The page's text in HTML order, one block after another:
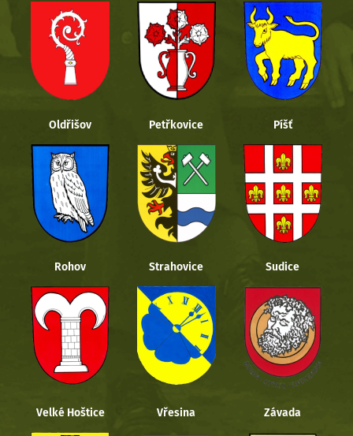
Oldřišov Petřkovice Píšť
Rohov Strahovice Sudice
Velké Hoštice Vřesina Závada